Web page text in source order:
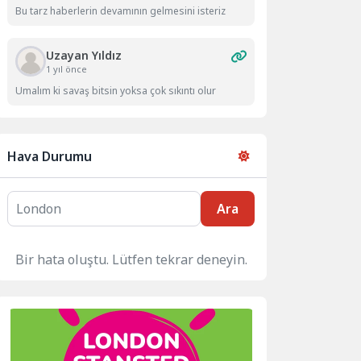
Bu tarz haberlerin devamının gelmesini isteriz
Uzayan Yıldız
1 yıl önce
Umalım ki savaş bitsin yoksa çok sıkıntı olur
Hava Durumu
Ara
Bir hata oluştu. Lütfen tekrar deneyin.